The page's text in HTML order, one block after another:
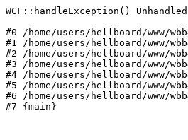
WCF::handleException()
#0 /home/users/hellboard/www/
#1 /home/users/hellboard/www/
#2 /home/users/hellboard/www/
#3 /home/users/hellboard/www/
#4 /home/users/hellboard/www/
#5 /home/users/hellboard/www/
#6 /home/users/hellboard/www/
#7 {main}